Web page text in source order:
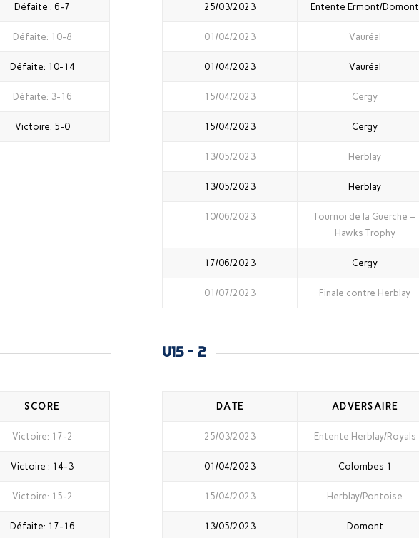
Défaite : 6-7
Défaite: 10-8
Défaite: 10-14
Défaite: 3-16
Victoire: 5-0
25/03/2023 Entente Ermont/Domont
01/04/2023 Vauréal
01/04/2023 Vauréal
15/04/2023 Cergy
15/04/2023 Cergy
13/05/2023 Herblay
13/05/2023 Herblay
10/06/2023
Tournoi de la Guerche –
Hawks Trophy
17/06/2023 Cergy
01/07/2023 Finale contre Herblay
SCORE
Victoire: 17-2
Victoire : 14-3
Victoire: 15-2
Défaite: 17-16
U15 – 2
DATE ADVERSAIRE
25/03/2023 Entente Herblay/Royals
01/04/2023 Colombes 1
15/04/2023 Herblay/Pontoise
13/05/2023 Domont